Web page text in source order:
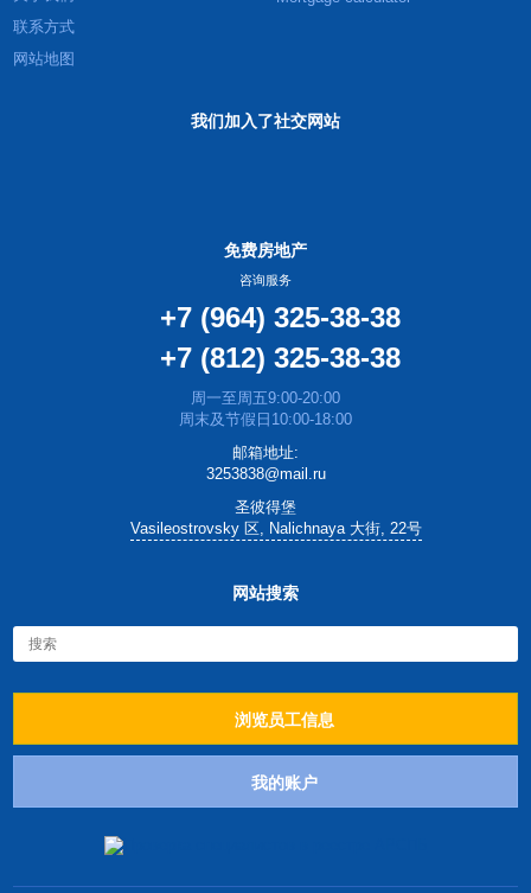
联系方式
网站地图
我们加入了社交网站
免费房地产
咨询服务
+7 (964) 325-38-38
+7 (812) 325-38-38
周一至周五9:00-20:00
周末及节假日10:00-18:00
邮箱地址:
3253838@mail.ru
圣彼得堡
Vasileostrovsky 区, Nalichnaya 大街, 22号
网站搜索
浏览员工信息
我的账户